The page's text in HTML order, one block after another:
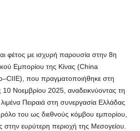
φέτος με ισχυρή παρουσία στην 8η
Εμπορίου της Κίνας (China
που πραγματοποιήθηκε στη
10 Νοεμβρίου 2025, αναδεικνύοντας τη
Πειραιά στη συνεργασία Ελλάδας
ρόλο του ως διεθνούς κόμβου εμπορίου,
στην ευρύτερη περιοχή της Μεσογείου.